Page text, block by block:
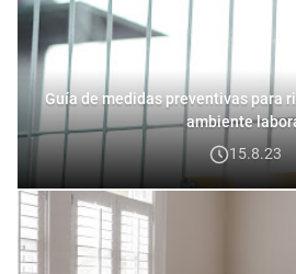
Guía de medidas preventivas para
ambiente
15.8.23